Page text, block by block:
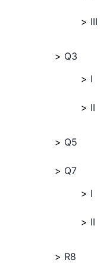
III
Q3
I
II
Q5
Q7
I
II
R8